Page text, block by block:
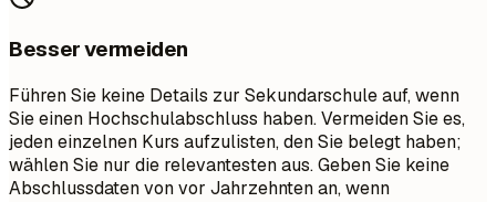
Besser vermeiden
Führen Sie keine Details zur Sekundarschule auf, wenn
Sie einen Hochschulabschluss haben. Vermeiden Sie es,
jeden einzelnen Kurs aufzulisten, den Sie belegt haben;
wählen Sie nur die relevantesten aus. Geben Sie keine
Abschlussdaten von vor Jahrzehnten an, wenn